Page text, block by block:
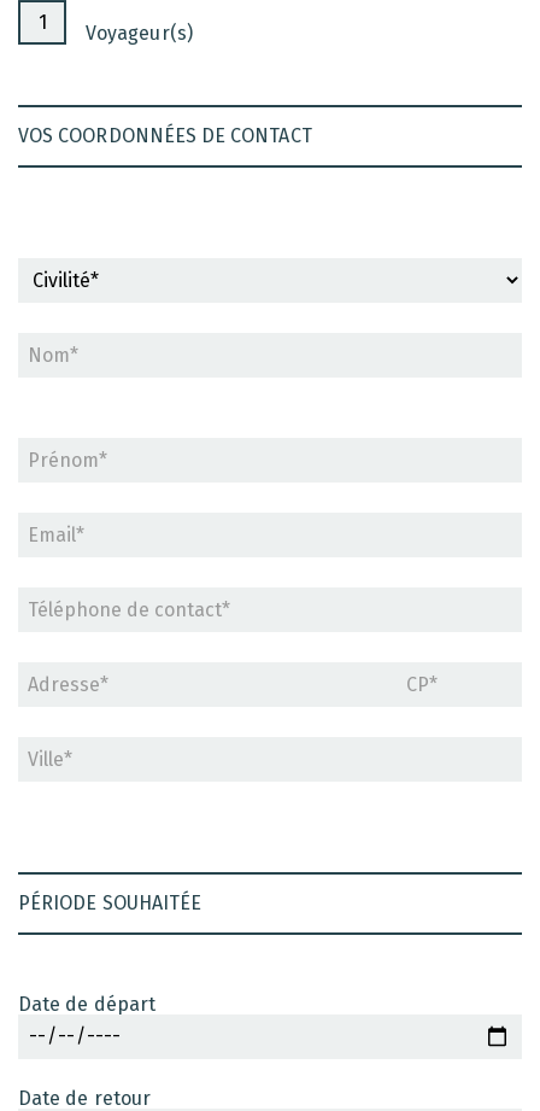
Voyageur(s)
VOS COORDONNÉES DE CONTACT
PÉRIODE SOUHAITÉE
Date de départ
Date de retour